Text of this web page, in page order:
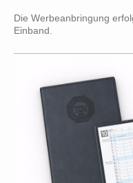
Die Werbeanbringung
Einband.